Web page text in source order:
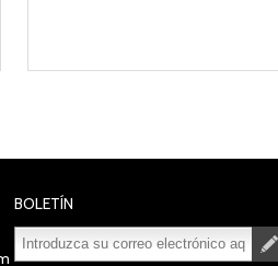
BOLETÍN